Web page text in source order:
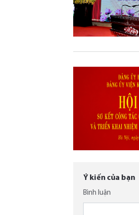
Ý kiến của bạn
Bình luận